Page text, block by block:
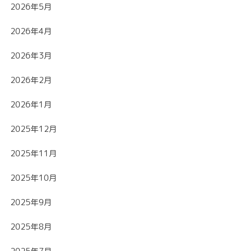
2026年5月
2026年4月
2026年3月
2026年2月
2026年1月
2025年12月
2025年11月
2025年10月
2025年9月
2025年8月